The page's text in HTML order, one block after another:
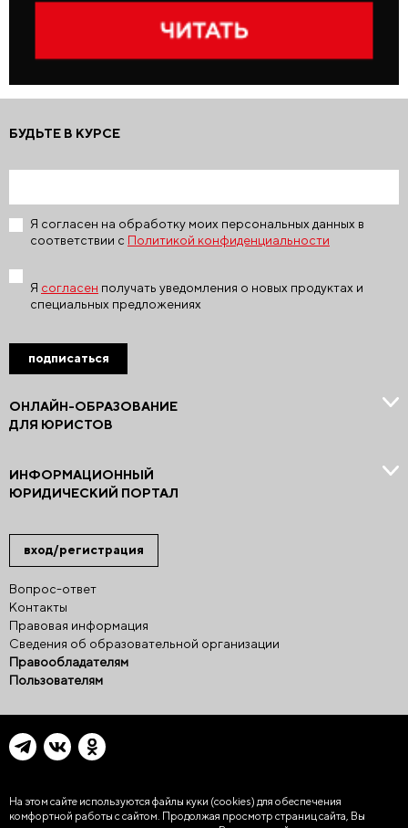
вход/регистрация
Вопрос-ответ
Контакты
Правовая информация
Сведения об образовательной организации
Правообладателям
Пользователям
ОНЛАЙН-ОБРАЗОВАНИЕ
ДЛЯ ЮРИСТОВ
ИНФОРМАЦИОННЫЙ
ЮРИДИЧЕСКИЙ ПОРТАЛ
БУДЬТЕ В КУРСЕ
Я согласен на обработку моих персональных данных в
соответствии с Политикой конфиденциальности
Я согласен получать уведомления о новых продуктах и
специальных предложениях
подписаться
На этом сайте используются файлы куки (cookies) для обеспечения
комфортной работы с сайтом. Продолжая просмотр страниц сайта, Вы